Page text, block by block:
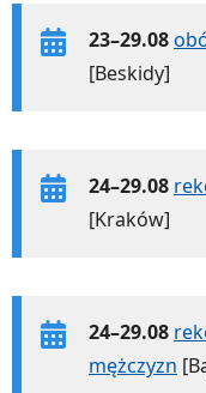
23–29.08
[Beskidy]
24–29.08
[Kraków]
24–29.08
mężczyzn